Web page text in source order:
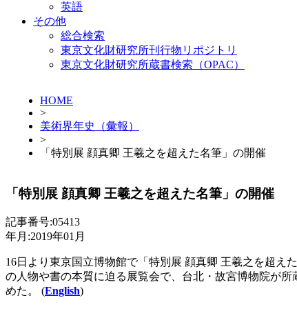
英語
その他
総合検索
東京文化財研究所刊行物リポジトリ
東京文化財研究所蔵書検索（OPAC）
HOME
>
美術界年史（彙報）
>
「特別展 顔真卿 王羲之を超えた名筆」の開催
「特別展 顔真卿 王羲之を超えた名筆」の開催
記事番号:05413
年月:2019年01月
16日より東京国立博物館で「特別展 顔真卿 王羲之を超え
の人物や書の本質に迫る展覧会で、台北・故宮博物院が
めた。 (English)